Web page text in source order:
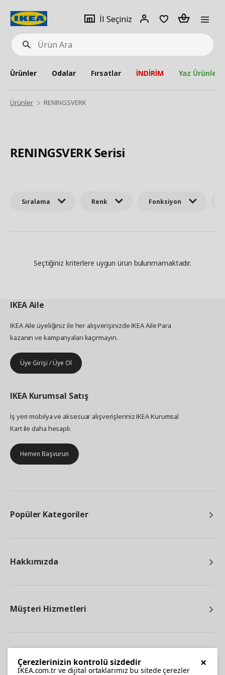
Ürün
Ara
İl Seçiniz
Giriş
Adet
Ürünler Odalar Fırsatlar İNDİRİM Yaz Ürünleri
Ürünler RENINGSVERK
RENINGSVERK Serisi
Sıralama Renk Fonksiyon
Seçtiğiniz kriterlere uygun ürün bulunmamaktadır.
IKEAAile
IKEA Aile üyeliğiniz ile her alışverişinizde IKEA Aile Para
kazanın ve kampanyaları kaçırmayın.
Üye Girişi / Üye Ol
IKEA Kurumsal Satış
İş yeri mobilya ve aksesuar alışverişleriniz IKEA Kurumsal
Kart ile daha hesaplı.
Hemen Başvurun
Popüler Kategoriler
Hakkımızda
Müşteri Hizmetleri
×
Çerezlerinizin kontrolü sizdedir
IKEA.com.tr ve dijital ortaklarımız bu sitede çerezler